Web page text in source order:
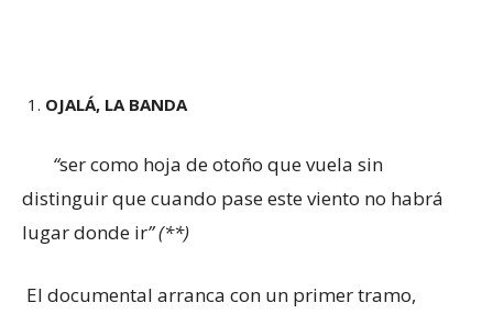
OJALÁ, LA BANDA
“ser como hoja de otoño que vuela sin
distinguir que cuando pase este viento no habrá
lugar donde ir” (**)
El documental arranca con un primer tramo,